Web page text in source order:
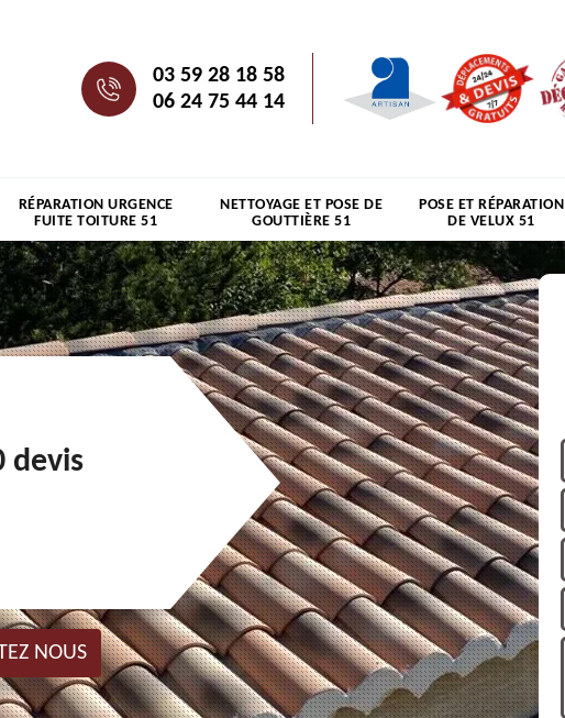
03 59 28 18 58
06 24 75 44 14
RÉPARATION URGENCE
FUITE TOITURE 51
NETTOYAGE ET POSE DE
GOUTTIÈRE 51
POSE ET RÉPARATION
DE VELUX 51
devis
NOUS